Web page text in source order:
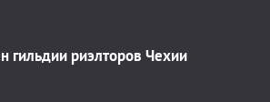
гильдии риэлторов Чехии